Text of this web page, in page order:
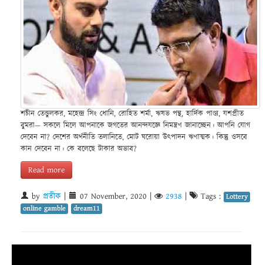
শচীন তেন্ডুলকর, মহেন্দ্র সিং ধোনি, রোহিত শর্মা, ঋষভ পন্থ, হার্দিক পাণ্ড্য, যশপ্রীত
বুমরা— সকলে মিলে আপনাকে জগতের আনন্দযজ্ঞে নিমন্ত্রণ জানাচ্ছেন। আপনি যোগ
দেবেন না? দেশের অর্থনীতি তলানিতে, মোট ঘরোয়া উৎপাদন ঋণাত্মক। কিন্তু ওসবে
কান দেবেন না। কে বলেছে টাকার অভাব?
Read more
by প্রতীক 07 November, 2020 2938 Tags : Lottery
online gamble
dream11